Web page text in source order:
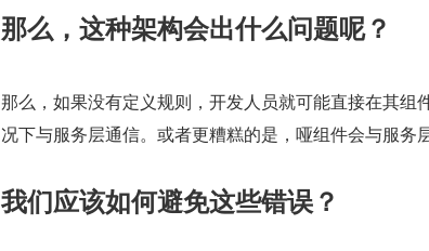
那么，这种架构会出什么问题呢？
那么，如果没有定义规则，开发人员就可能直接在其组
况下与服务层通信。或者更糟糕的是，哑组件会与服务
我们应该如何避免这些错误？